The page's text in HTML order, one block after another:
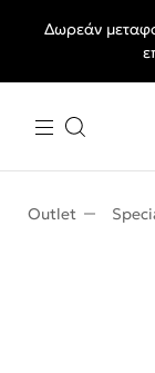
End of Season
Δωρεάν
Outlet